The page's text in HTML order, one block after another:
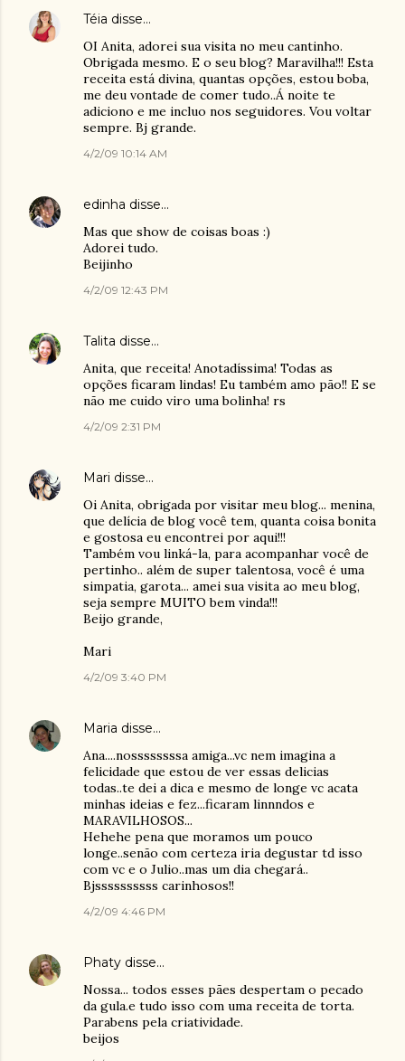
Téia disse…
OI Anita, adorei sua visita no meu cantinho.
Obrigada mesmo. E o seu blog? Maravilha!!! Esta
receita está divina, quantas opções, estou boba,
me deu vontade de comer tudo..Á noite te
adiciono e me incluo nos seguidores. Vou voltar
sempre. Bj grande.
4/2/09 10:14 AM
edinha disse…
Mas que show de coisas boas :)
Adorei tudo.
Beijinho
4/2/09 12:43 PM
Talita disse…
Anita, que receita! Anotadíssima! Todas as
opções ficaram lindas! Eu também amo pão!! E se
não me cuido viro uma bolinha! rs
4/2/09 2:31 PM
Mari disse…
Oi Anita, obrigada por visitar meu blog... menina,
que delícia de blog você tem, quanta coisa bonita
e gostosa eu encontrei por aqui!!!
Também vou linká-la, para acompanhar você de
pertinho.. além de super talentosa, você é uma
simpatia, garota... amei sua visita ao meu blog,
seja sempre MUITO bem vinda!!!
Beijo grande,
Mari
4/2/09 3:40 PM
Maria disse…
Ana....nossssssssa amiga...vc nem imagina a
felicidade que estou de ver essas delicias
todas..te dei a dica e mesmo de longe vc acata
minhas ideias e fez...ficaram linnndos e
MARAVILHOSOS...
Hehehe pena que moramos um pouco
longe..senão com certeza iria degustar td isso
com vc e o Julio..mas um dia chegará..
Bjssssssssss carinhosos!!
4/2/09 4:46 PM
Phaty disse…
Nossa... todos esses pães despertam o pecado
da gula.e tudo isso com uma receita de torta.
Parabens pela criatividade.
beijos